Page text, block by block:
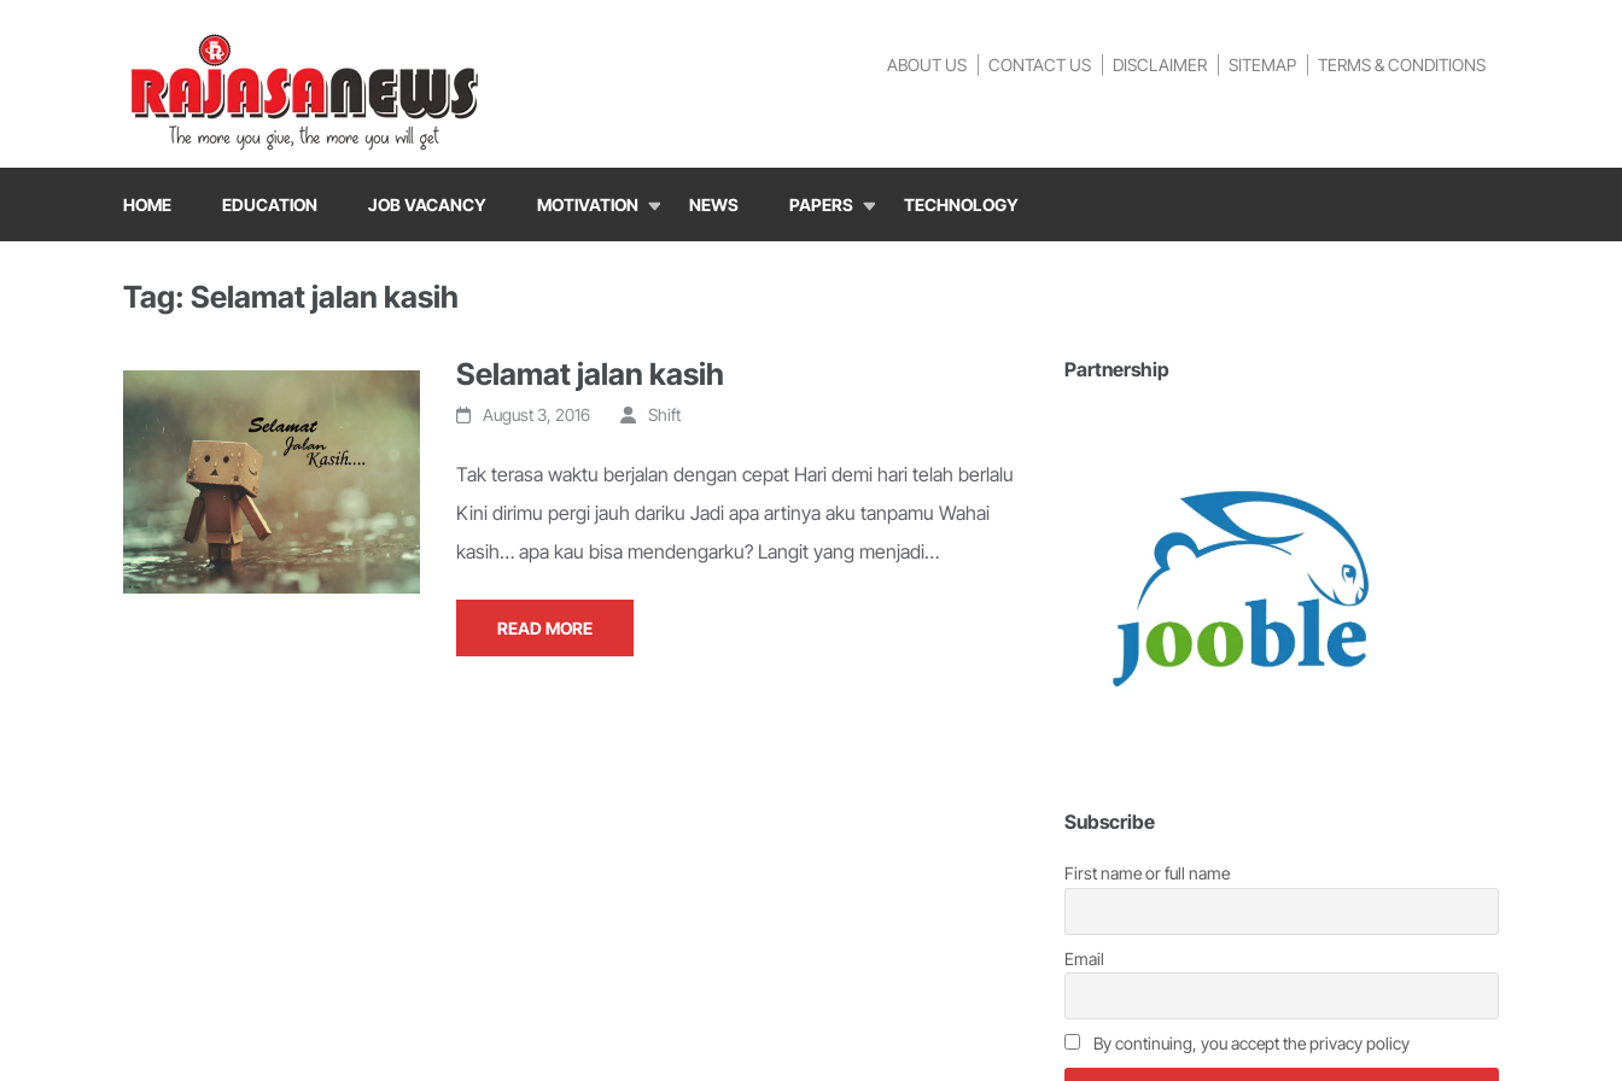
RajasaNews
"The more you give, the more you will get"
ABOUT US CONTACT US DISCLAIMER SITEMAP TERMS & CONDITIONS
HOME EDUCATION JOB VACANCY MOTIVATION NEWS PAPERS TECHNOLOGY
Tag: Selamat jalan kasih
Selamat jalan kasih
August 3, 2016 Shift
Tak terasa waktu berjalan dengan cepat Hari demi hari telah berlalu
Kini dirimu pergi jauh dariku Jadi apa artinya aku tanpamu Wahai
kasih… apa kau bisa mendengarku? Langit yang menjadi…
READ MORE
Partnership
Subscribe
First name or full name
Email
By continuing, you accept the privacy policy